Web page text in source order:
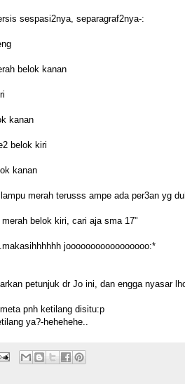
sespasi2nya, separagraf2nya-:
belok kanan
kanan
belok kiri
kanan
merah terusss ampe ada per3an yg
belok kiri, cari aja sma 17"
jooooooooooooooooo:*
petunjuk dr Jo ini, dan engga nyasar
pnh ketilang disitu:p
ya?-hehehehe..